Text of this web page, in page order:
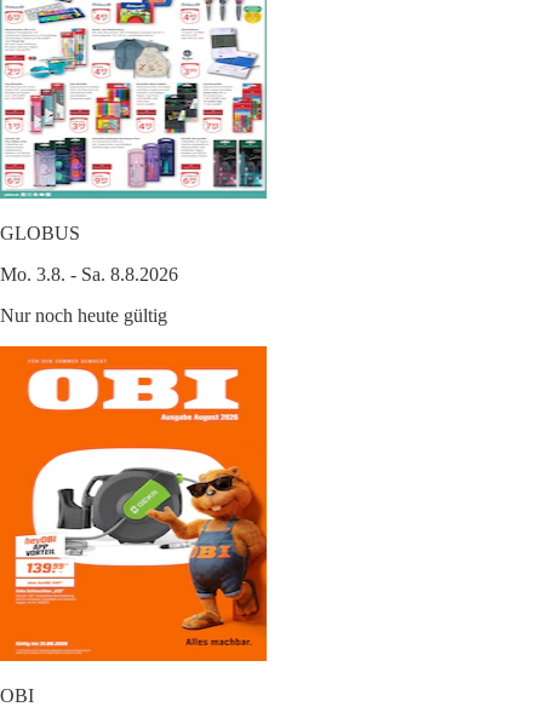
GLOBUS
Mo. 3.8. - Sa. 8.8.2026
Nur noch heute gültig
OBI